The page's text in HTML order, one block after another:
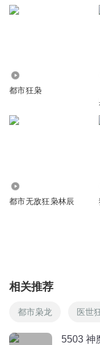
都市狂枭
都市无敌狂枭林辰
相关推荐
都市枭龙 医世
5503 神